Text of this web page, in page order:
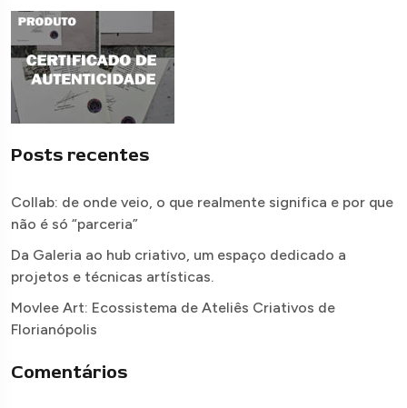
Posts recentes
Collab: de onde veio, o que realmente significa e por que
não é só “parceria”
Da Galeria ao hub criativo, um espaço dedicado a
projetos e técnicas artísticas.
Movlee Art: Ecossistema de Ateliês Criativos de
Florianópolis
Comentários